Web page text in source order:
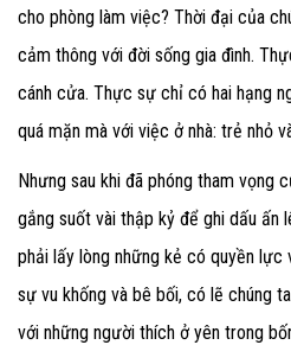
cho phòng làm việc? Thời đại của
cảm thông với đời sống gia đình.
cánh cửa. Thực sự chỉ có hai hạng
quá mặn mà với việc ở nhà: trẻ nhỏ
Nhưng sau khi đã phóng tham vọng
gắng suốt vài thập kỷ để ghi dấu ấn
phải lấy lòng những kẻ có quyền lực
sự vu khống và bê bối, có lẽ chúng
với những người thích ở yên trong